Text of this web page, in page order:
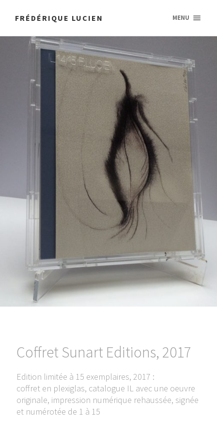
FRÉDÉRIQUE LUCIEN MENU
Coffret Sunart Editions, 2017
Edition limitée à 15 exemplaires, 2017 :
coffret en plexiglas, catalogue IL avec une oeuvre
originale, impression numérique rehaussée, signée
et numérotée de 1 à 15